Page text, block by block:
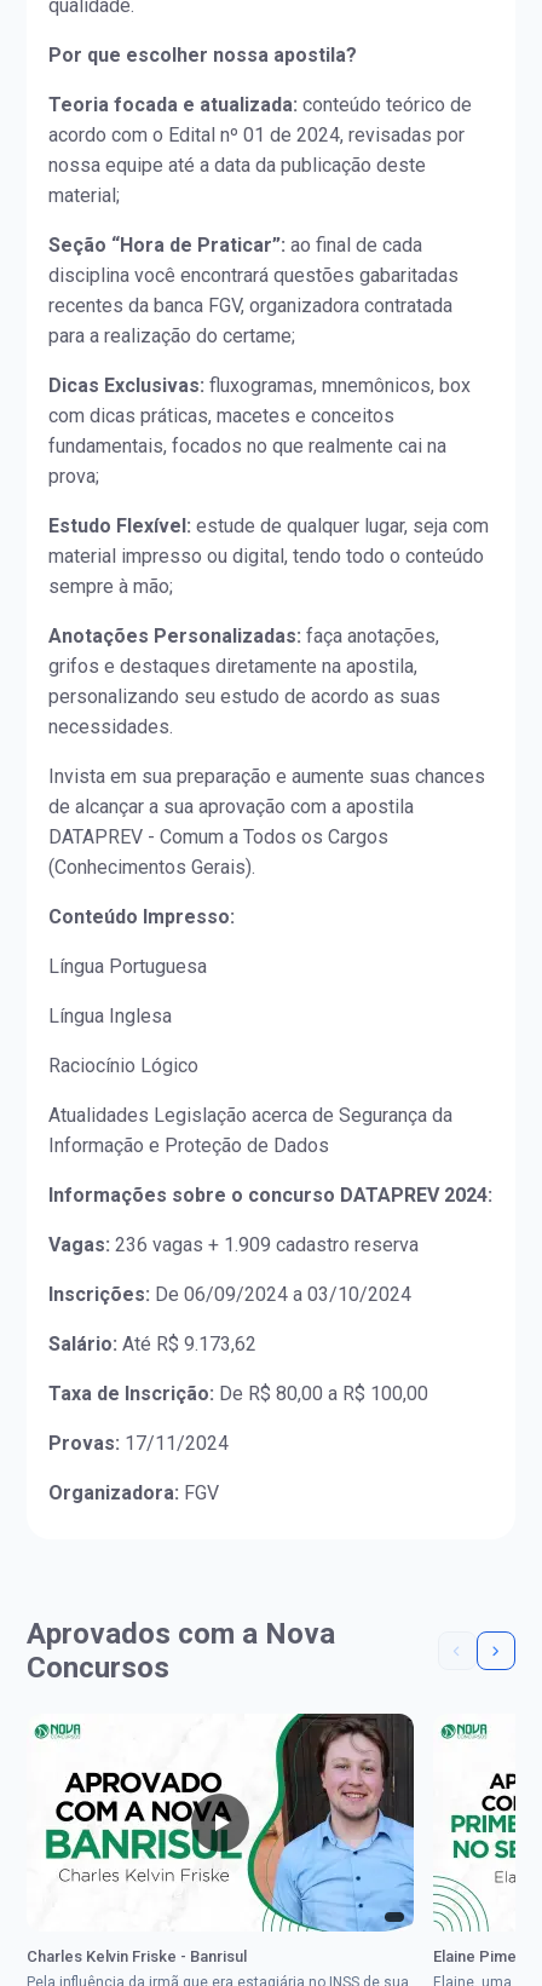
qualidade.
Por que escolher nossa apostila?
Teoria focada e atualizada: conteúdo teórico de
acordo com o Edital nº 01 de 2024, revisadas por
nossa equipe até a data da publicação deste
material;
Seção “Hora de Praticar”: ao final de cada
disciplina você encontrará questões gabaritadas
recentes da banca FGV, organizadora contratada
para a realização do certame;
Dicas Exclusivas: fluxogramas, mnemônicos, box
com dicas práticas, macetes e conceitos
fundamentais, focados no que realmente cai na
prova;
Estudo Flexível: estude de qualquer lugar, seja com
material impresso ou digital, tendo todo o conteúdo
sempre à mão;
Anotações Personalizadas: faça anotações,
grifos e destaques diretamente na apostila,
personalizando seu estudo de acordo as suas
necessidades.
Invista em sua preparação e aumente suas chances
de alcançar a sua aprovação com a apostila
DATAPREV - Comum a Todos os Cargos
(Conhecimentos Gerais).
Conteúdo Impresso:
Língua Portuguesa
Língua Inglesa
Raciocínio Lógico
Atualidades Legislação acerca de Segurança da
Informação e Proteção de Dados
Informações sobre o concurso DATAPREV 2024:
Vagas: 236 vagas + 1.909 cadastro reserva
Inscrições: De 06/09/2024 a 03/10/2024
Salário: Até R$ 9.173,62
Taxa de Inscrição: De R$ 80,00 a R$ 100,00
Provas: 17/11/2024
Organizadora: FGV
Aprovados com a Nova
Concursos
Charles Kelvin Friske - Banrisul Elaine